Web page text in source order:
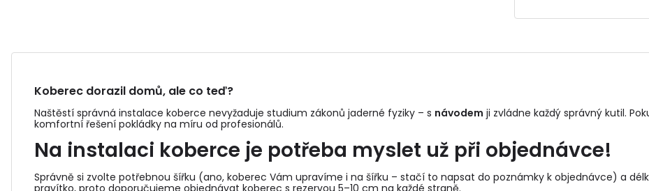
Koberec dorazil domů, ale co teď?
Naštěstí správná instalace koberce nevyžaduje studium zákonů jaderné fyziky – s návodem ji zvládne každý správný kutil.
komfortní řešení pokládky na míru od profesionálů.
Na instalaci koberce je potřeba myslet už při objednávce!
Správně si zvolte potřebnou šířku (ano, koberec Vám upravíme i na šířku – stačí to napsat do poznámky k objednávce) a
pravítko, proto doporučujeme objednávat koberec s rezervou 5–10 cm na každé straně.